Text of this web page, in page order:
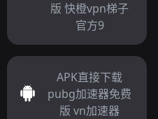
版 快橙vpn梯子
官方9
APK直接下载
pubg加速器免费
版 vn加速器